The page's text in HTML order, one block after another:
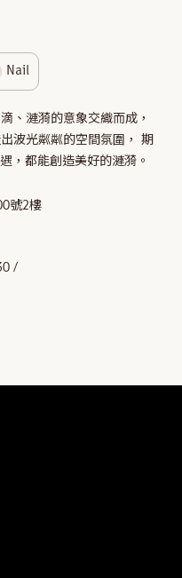
Nail
、漣漪的意象交織而成，
波光粼粼的空間氛圍， 期
，都能創造美好的漣漪。
號2樓
/